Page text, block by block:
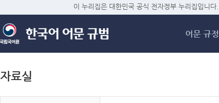
메
이 누리집은 대한민국 공식 전자정부 누리집입니다.
어문 규정
자료실